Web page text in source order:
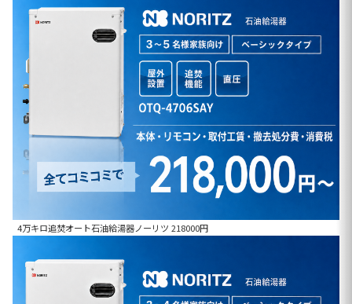
4万キロ追焚オート石油給湯器ノーリツ 218000円